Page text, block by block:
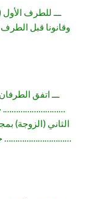
ـــ للطرف
وقانونا قبل
ـــ اتفق
……………………….
الثاني (الزوجة)
…………………………